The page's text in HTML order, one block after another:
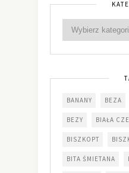
BANANY BEZA
BEZY BIAŁA
BISZKOPT
BITA ŚMIETANA